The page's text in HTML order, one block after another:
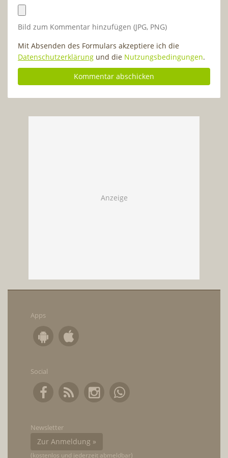
Bild zum Kommentar hinzufügen (JPG, PNG)
Mit Absenden des Formulars akzeptiere ich die
Datenschutzerklärung und die Nutzungsbedingungen.
Apps
Social
Newsletter
Zur Anmeldung »
(kostenlos und jederzeit abmeldbar)